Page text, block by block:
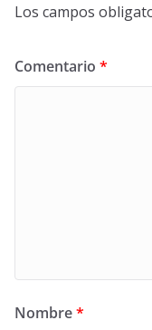
Los campos
Comentario *
Nombre*